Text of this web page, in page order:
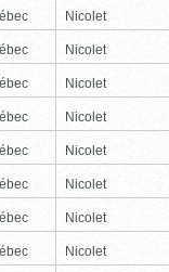
Nicolet
Nicolet
Nicolet
Nicolet
Nicolet
Nicolet
Nicolet
Nicolet